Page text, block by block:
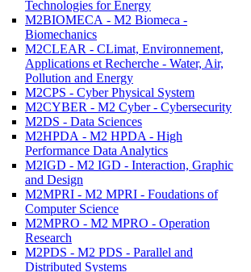
Technologies for Energy
M2BIOMECA - M2 Biomeca -
Biomechanics
M2CLEAR - CLimat, Environnement,
Applications et Recherche - Water, Air,
Pollution and Energy
M2CPS - Cyber Physical System
M2CYBER - M2 Cyber - Cybersecurity
M2DS - Data Sciences
M2HPDA - M2 HPDA - High
Performance Data Analytics
M2IGD - M2 IGD - Interaction, Graphic
and Design
M2MPRI - M2 MPRI - Foudations of
Computer Science
M2MPRO - M2 MPRO - Operation
Research
M2PDS - M2 PDS - Parallel and
Distributed Systems